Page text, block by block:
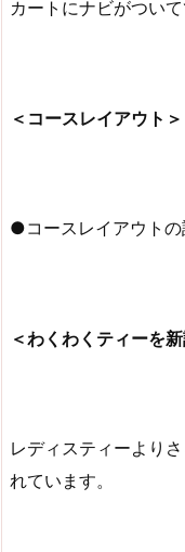
カートにナビがついて
＜コースレイアウト＞
●コースレイアウトの
＜わくわくティーを新
レディスティーよりさ
れています。